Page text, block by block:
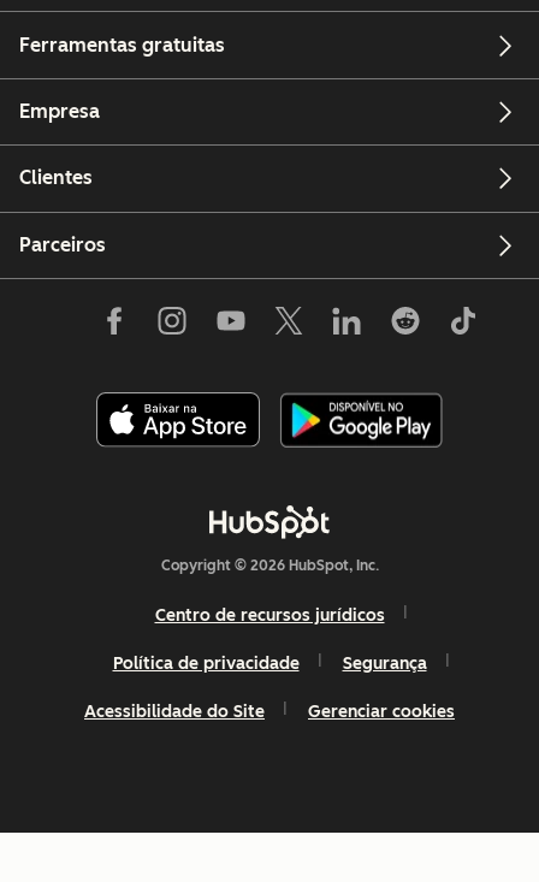
Ferramentas gratuitas
Empresa
Clientes
Parceiros
Copyright © 2026 HubSpot, Inc.
Centro de recursos jurídicos
Política de privacidade Segurança
Acessibilidade do Site Gerenciar cookies